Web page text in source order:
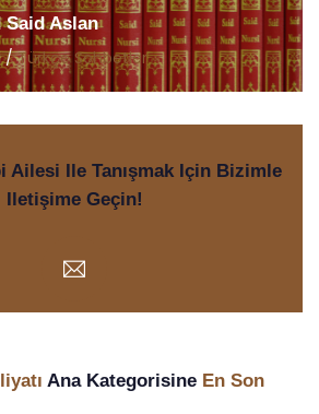
Said Aslan
/Türkçe Sohbetler
Ailesi Ile Tanışmak Için Bizimle
Iletişime Geçin!
Ana Kategorisine En Son